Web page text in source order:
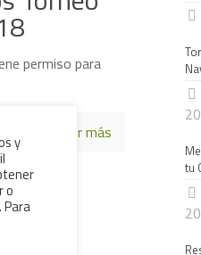
permiso para
Leer más
tu
y
o
Para